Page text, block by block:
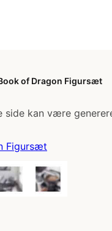
of Dragon Figursæt
side kan være